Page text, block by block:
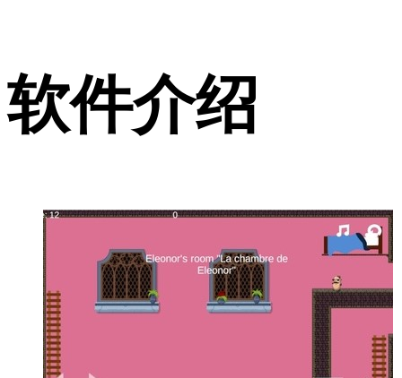
软件介绍